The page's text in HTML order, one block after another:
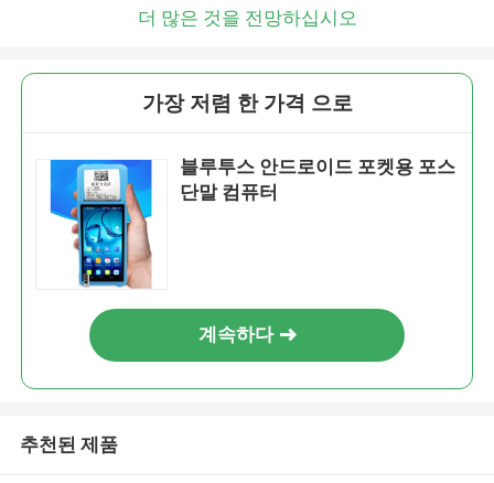
더 많은 것을 전망하십시오
가장 저렴 한 가격 으로
블루투스 안드로이드 포켓용 포스
단말 컴퓨터
계속하다
추천된 제품